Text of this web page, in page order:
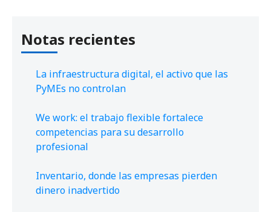
Notas recientes
La infraestructura digital, el activo que las
PyMEs no controlan
We work: el trabajo flexible fortalece
competencias para su desarrollo
profesional
Inventario, donde las empresas pierden
dinero inadvertido